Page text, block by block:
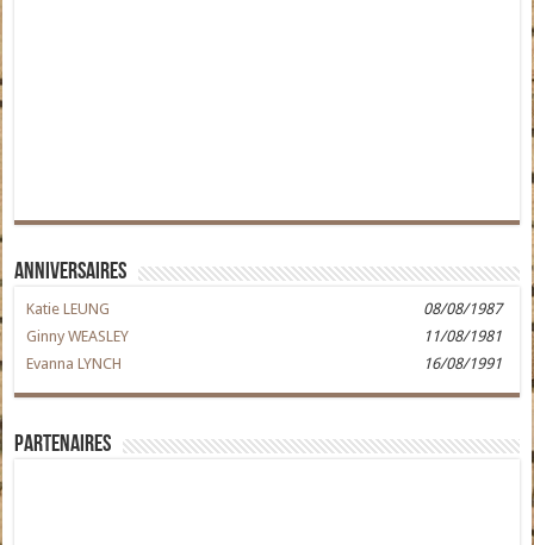
Anniversaires
Katie LEUNG
08/08/1987
Ginny WEASLEY
11/08/1981
Evanna LYNCH
16/08/1991
Partenaires